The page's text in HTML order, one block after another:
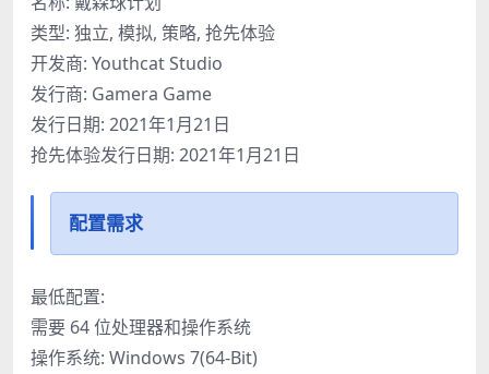
类型: 独立, 模拟, 策略, 抢先体验
开发商: Youthcat Studio
发行商: Gamera Game
发行日期: 2021年1月21日
抢先体验发行日期: 2021年1月21日
配置需求
最低配置:
需要 64 位处理器和操作系统
操作系统: Windows 7(64-Bit)